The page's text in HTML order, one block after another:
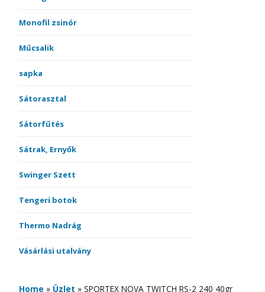
Monofil zsinór
Műcsalik
sapka
Sátorasztal
Sátorfűtés
Sátrak, Ernyők
Swinger Szett
Tengeri botok
Thermo Nadrág
Vásárlási utalvány
Home » Üzlet » SPORTEX NOVA TWITCH RS-2 240 40gr